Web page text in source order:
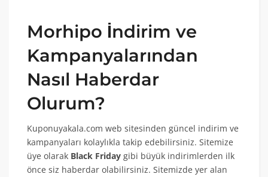
Morhipo İndirim ve
Kampanyalarından
Nasıl Haberdar
Olurum?
Kuponuyakala.com web sitesinden güncel indirim ve
kampanyaları kolaylıkla takip edebilirsiniz. Sitemize
üye olarak Black Friday gibi büyük indirimlerden ilk
önce siz haberdar olabilirsiniz. Sitemizde yer alan